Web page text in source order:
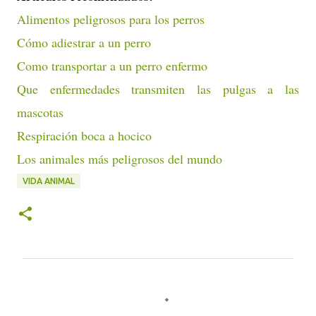
Alimentos peligrosos para los perros
Cómo adiestrar a un perro
Como transportar a un perro enfermo
Que enfermedades transmiten las pulgas a las
mascotas
Respiración boca a hocico
Los animales más peligrosos del mundo
VIDA ANIMAL